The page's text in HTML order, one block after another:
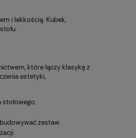
i lekkością. Kubek,
które łączy klasykę z
estetyki,
zestaw.